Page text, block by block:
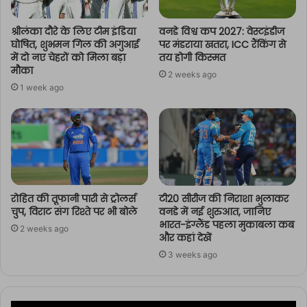
श्रीलंका दौरे के लिए टीम इंडिया
घोषित, शुभमन गिल की अगुआई
में दो नए चेहरों को मिला बड़ा
मौका
1 week ago
वनडे विश्व कप 2027: वेस्टइंडीज
पर मंडराया खतरा, ICC रैंकिंग से
तय होगी किस्मत
2 weeks ago
रोहित की तूफानी पारी से ट्रोलर्स
चुप, विराट संग रिश्ते पर भी बोले
2 weeks ago
टी20 सीरीज की निराशा भुलाकर
वनडे में नई शुरुआत, जानिए
भारत-इंग्लैंड पहला मुकाबला कब
और कहां देखें
3 weeks ago